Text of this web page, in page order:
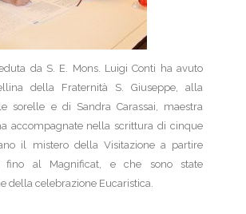
da S. E. Mons. Luigi Conti ha avuto
della Fraternità S. Giuseppe, alla
sorelle e di Sandra Carassai, maestra
accompagnate nella scrittura di cinque
il mistero della Visitazione a partire
fino al Magnificat, e che sono state
della celebrazione Eucaristica.